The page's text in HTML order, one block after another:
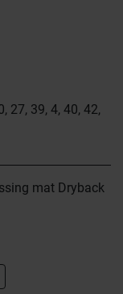
27, 39, 4, 40, 42,
mat Dryback